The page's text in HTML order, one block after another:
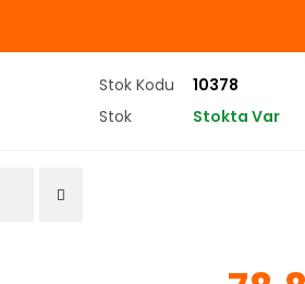
Stok Kodu
10378
Stok Stokta Var